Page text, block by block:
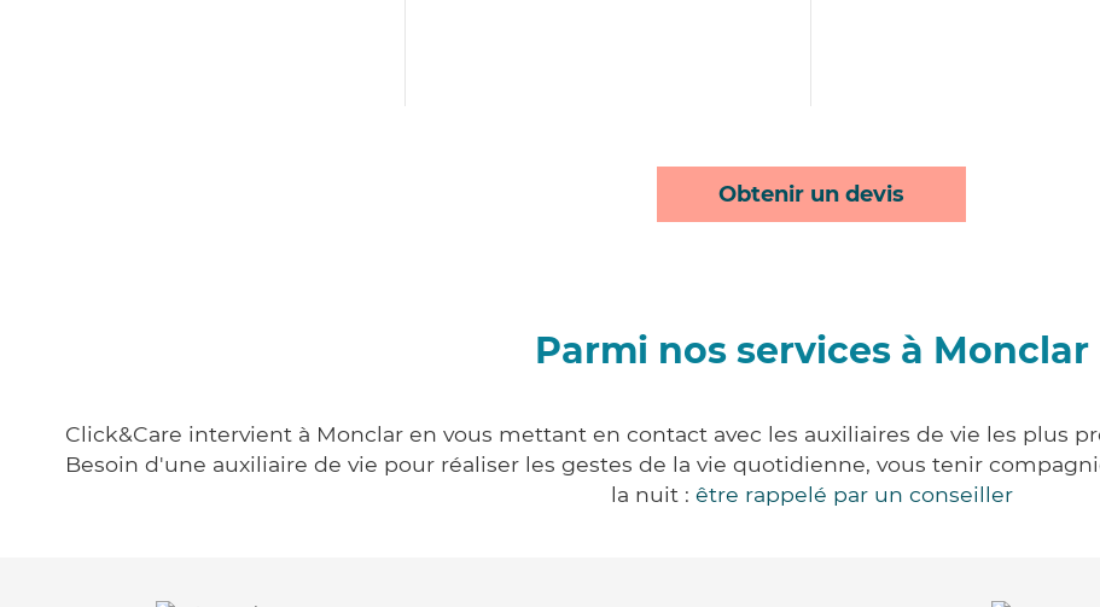
Obtenir un devis
Parmi nos services à Monclar
Click&Care intervient à Monclar en vous mettant en contact avec les auxiliaires de vie les plus
Besoin d'une auxiliaire de vie pour réaliser les gestes de la vie quotidienne, vous tenir
la nuit : être rappelé par un conseiller